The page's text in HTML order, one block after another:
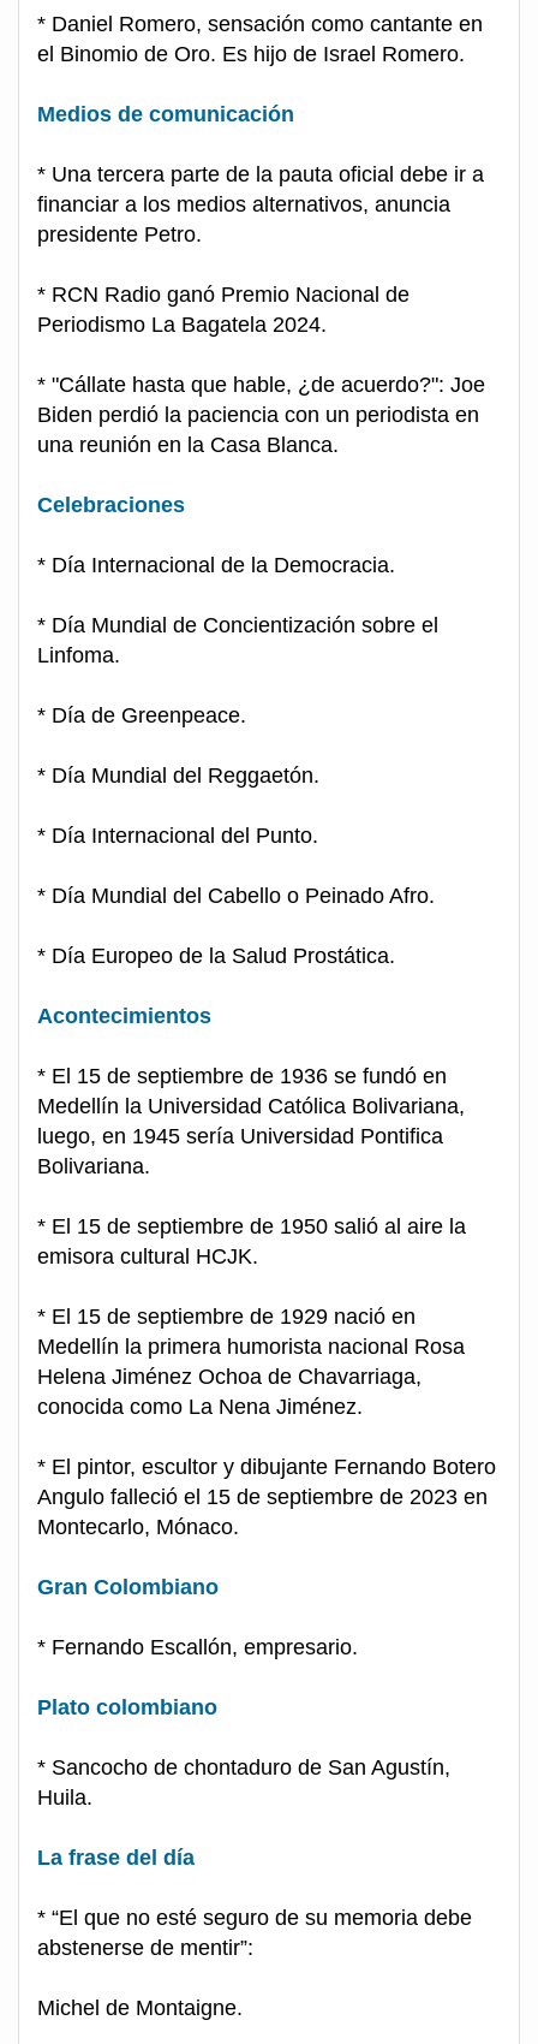
* Daniel Romero, sensación como cantante en
el Binomio de Oro. Es hijo de Israel Romero.
Medios de comunicación
* Una tercera parte de la pauta oficial debe ir a
financiar a los medios alternativos, anuncia
presidente Petro.
* RCN Radio ganó Premio Nacional de
Periodismo La Bagatela 2024.
* "Cállate hasta que hable, ¿de acuerdo?": Joe
Biden perdió la paciencia con un periodista en
una reunión en la Casa Blanca.
Celebraciones
* Día Internacional de la Democracia.
* Día Mundial de Concientización sobre el
Linfoma.
* Día de Greenpeace.
* Día Mundial del Reggaetón.
* Día Internacional del Punto.
* Día Mundial del Cabello o Peinado Afro.
* Día Europeo de la Salud Prostática.
Acontecimientos
* El 15 de septiembre de 1936 se fundó en
Medellín la Universidad Católica Bolivariana,
luego, en 1945 sería Universidad Pontifica
Bolivariana.
* El 15 de septiembre de 1950 salió al aire la
emisora cultural HCJK.
* El 15 de septiembre de 1929 nació en
Medellín la primera humorista nacional Rosa
Helena Jiménez Ochoa de Chavarriaga,
conocida como La Nena Jiménez.
* El pintor, escultor y dibujante Fernando Botero
Angulo falleció el 15 de septiembre de 2023 en
Montecarlo, Mónaco.
Gran Colombiano
* Fernando Escallón, empresario.
Plato colombiano
* Sancocho de chontaduro de San Agustín,
Huila.
La frase del día
* “El que no esté seguro de su memoria debe
abstenerse de mentir”:
Michel de Montaigne.